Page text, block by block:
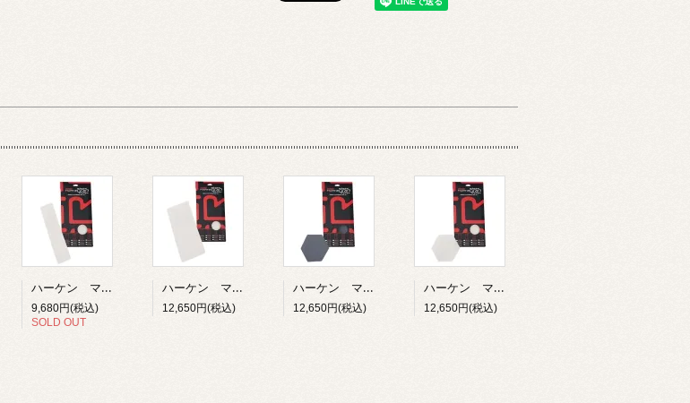
ハーケン マリングリップテープ 76ｍｍ×305ｍｍ 8枚入り ホワイト
9,680円(税込)
SOLD OUT
ハーケン マリングリップテープ 152ｍｍ×305ｍｍ 6枚入り ホワイト
12,650円(税込)
ハーケン マリングリップテープ ハニーコンボ 152ｍｍ 12枚入り グレー
12,650円(税込)
ハーケン マリングリップテープ ハニーコンボ 152ｍｍ 12枚入り ホワイト
12,650円(税込)